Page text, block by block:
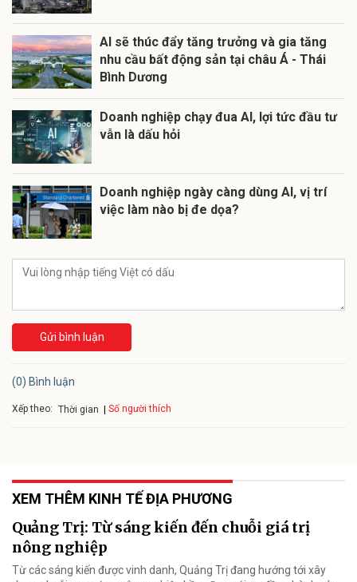
AI sẽ thúc đẩy tăng trưởng và gia tăng
nhu cầu bất động sản tại châu Á - Thái
Bình Dương
Doanh nghiệp chạy đua AI, lợi tức đầu tư
vẫn là dấu hỏi
Doanh nghiệp ngày càng dùng AI, vị trí
việc làm nào bị đe dọa?
Gửi bình luận
(0) Bình luận
Xếp theo: Thời gian Số người thích
XEM THÊM KINH TẾ ĐỊA PHƯƠNG
Quảng Trị: Từ sáng kiến đến chuỗi giá trị
nông nghiệp
Từ các sáng kiến được vinh danh, Quảng Trị đang hướng tới xây